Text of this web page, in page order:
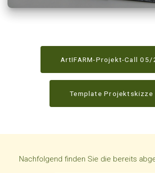
ArtIFARM-Projekt-Call 05/
Template Projektskizze
Nachfolgend finden Sie die bereits